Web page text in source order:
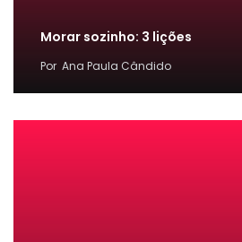
Morar sozinho: 3 lições
Por Ana Paula Cândido